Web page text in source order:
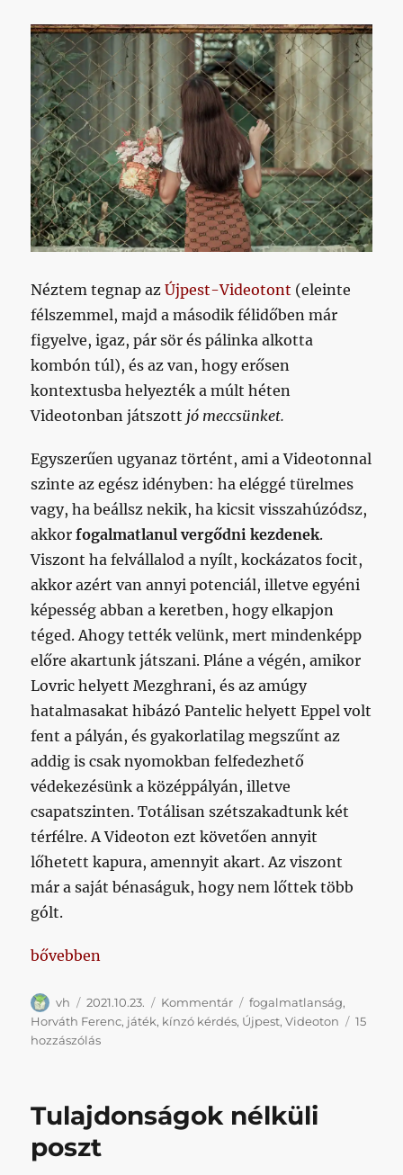
Néztem tegnap azÚjpest-Videotont (eleinte
félszemmel, majd a második félidőben már
figyelve, igaz, pár sör és pálinka alkotta
kombón túl), és az van, hogy erősen
kontextusba helyezték a múlt héten
Videotonban játszott jó meccsünket.
Egyszerűen ugyanaz történt, ami a Videotonnal
szinte az egész idényben: ha eléggé türelmes
vagy, ha beállsz nekik, ha kicsit visszahúzódsz,
akkorfogalmatlanul vergődni kezdenek.
Viszont ha felvállalod a nyílt, kockázatos focit,
akkor azért van annyi potenciál, illetve egyéni
képesség abban a keretben, hogy elkapjon
téged. Ahogy tették velünk, mert mindenképp
előre akartunk játszani. Pláne a végén, amikor
Lovric helyett Mezghrani, és az amúgy
hatalmasakat hibázó Pantelic helyett Eppel volt
fent a pályán, és gyakorlatilag megszűnt az
addig is csak nyomokban felfedezhető
védekezésünk a középpályán, illetve
csapatszinten. Totálisan szétszakadtunk két
térfélre. A Videoton ezt követően annyit
lőhetett kapura, amennyit akart. Az viszont
már a saját bénaságuk, hogy nem lőttek több
gólt.
„Az Újpest korai kiállításától a vélt játékunkig
bővebben
Szerző
vh Közzétéve
2021.10.23. Kategória
Kommentár Címke
fogalmatlanság,
Horváth Ferenc, játék, kínzó kérdés, Újpest,Videoton
15
hozzászólásAz
a
játékunkig
Tulajdonságok nélküli
poszt